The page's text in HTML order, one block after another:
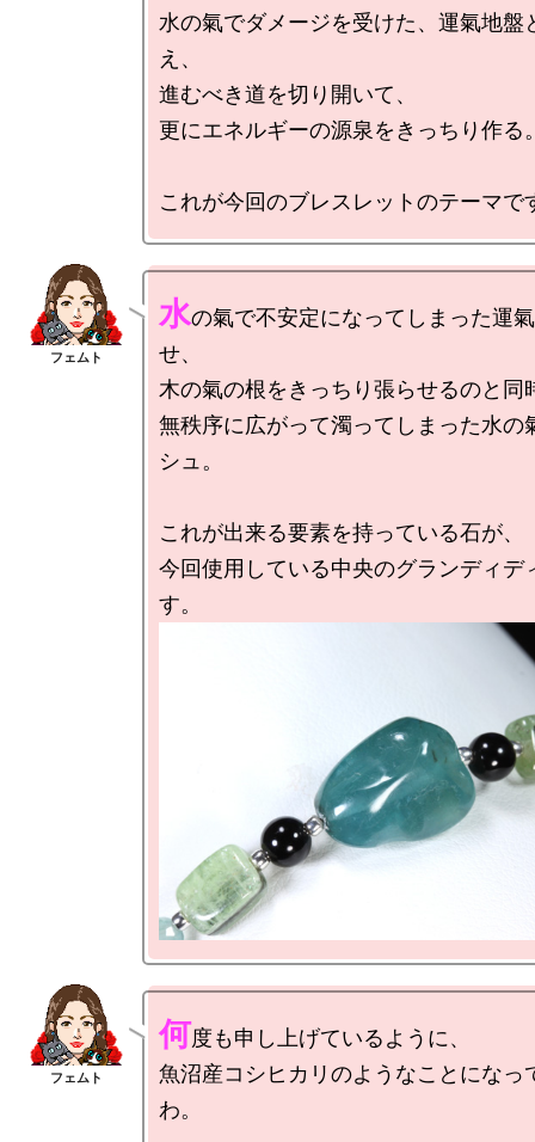
水の氣でダメージを受けた、運氣地盤
え、
進むべき道を切り開いて、
更にエネルギーの源泉をきっちり作る
水の氣で不安定になってしまった運
せ、
木の氣の根をきっちり張らせるのと同
無秩序に広がって濁ってしまった水の
シュ。
これが出来る要素を持っている石が、
今回使用している中央のグランディデ
何度も申し上げているように、
魚沼産コシヒカリのようなことになっ
わ。